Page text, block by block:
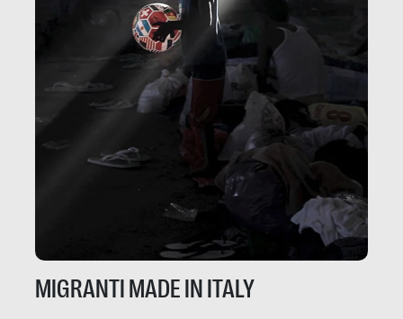
MIGRANTI MADE IN ITALY